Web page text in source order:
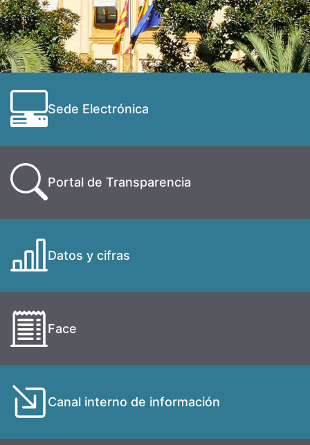
Sede Electrónica
Portal de Transparencia
Datos y cifras
Face
Canal interno de información